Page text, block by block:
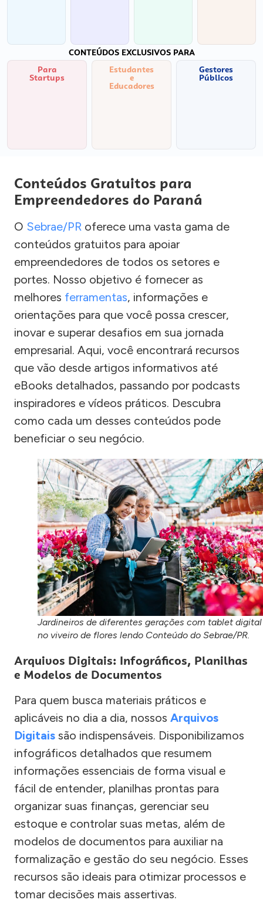
CONTEÚDOS EXCLUSIVOS PARA
Para
Startups
Estudantes
e
Educadores
Gestores
Públicos
Conteúdos Gratuitos para
Empreendedores do Paraná
O Sebrae/PR oferece uma vasta gama de
conteúdos gratuitos para apoiar
empreendedores de todos os setores e
portes. Nosso objetivo é fornecer as
melhores ferramentas, informações e
orientações para que você possa crescer,
inovar e superar desafios em sua jornada
empresarial. Aqui, você encontrará recursos
que vão desde artigos informativos até
eBooks detalhados, passando por podcasts
inspiradores e vídeos práticos. Descubra
como cada um desses conteúdos pode
beneficiar o seu negócio.
Jardineiros de diferentes gerações com tablet digital
no viveiro de flores lendo Conteúdo do Sebrae/PR.
Arquivos Digitais: Infográficos, Planilhas
e Modelos de Documentos
Para quem busca materiais práticos e
aplicáveis no dia a dia, nossos Arquivos
Digitais são indispensáveis. Disponibilizamos
infográficos detalhados que resumem
informações essenciais de forma visual e
fácil de entender, planilhas prontas para
organizar suas finanças, gerenciar seu
estoque e controlar suas metas, além de
modelos de documentos para auxiliar na
formalização e gestão do seu negócio. Esses
recursos são ideais para otimizar processos e
tomar decisões mais assertivas.